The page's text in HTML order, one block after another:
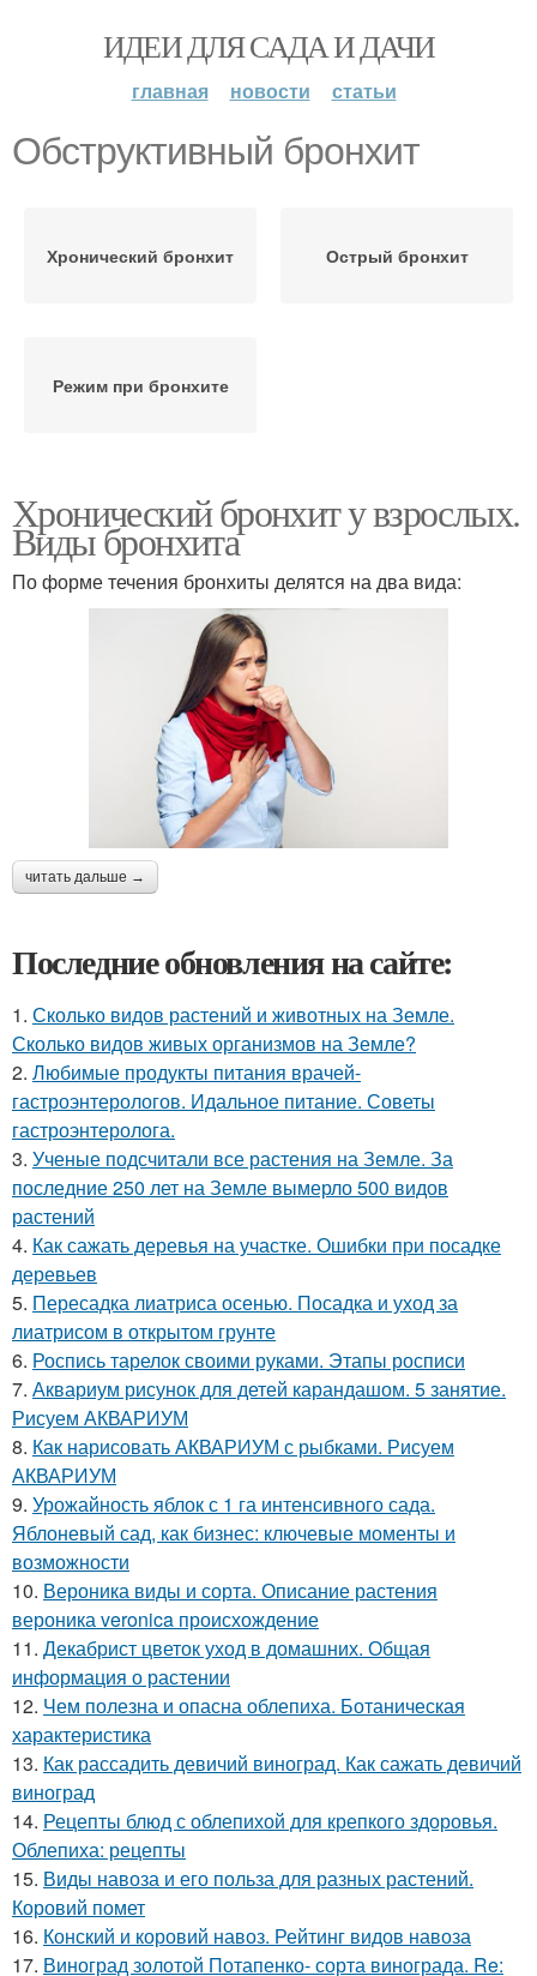
ИДЕИ ДЛЯ САДА И ДАЧИ
главная новости статьи
Обструктивный бронхит
Хронический бронхит Острый бронхит
Режим при бронхите
Хронический бронхит у взрослых.
Виды бронхита
По форме течения бронхиты делятся на два вида:
читать дальше →
Последние обновления на сайте:
1. Сколько видов растений и животных на Земле.
Сколько видов живых организмов на Земле?
2. Любимые продукты питания врачей-
гастроэнтерологов. Идальное питание. Советы
гастроэнтеролога.
3. Ученые подсчитали все растения на Земле. За
последние 250 лет на Земле вымерло 500 видов
растений
4. Как сажать деревья на участке. Ошибки при посадке
деревьев
5. Пересадка лиатриса осенью. Посадка и уход за
лиатрисом в открытом грунте
6. Роспись тарелок своими руками. Этапы росписи
7. Аквариум рисунок для детей карандашом. 5 занятие.
Рисуем АКВАРИУМ
8. Как нарисовать АКВАРИУМ с рыбками. Рисуем
АКВАРИУМ
9. Урожайность яблок с 1 га интенсивного сада.
Яблоневый сад, как бизнес: ключевые моменты и
возможности
10. Вероника виды и сорта. Описание растения
вероника veronica происхождение
11. Декабрист цветок уход в домашних. Общая
информация о растении
12. Чем полезна и опасна облепиха. Ботаническая
характеристика
13. Как рассадить девичий виноград. Как сажать девичий
виноград
14. Рецепты блюд с облепихой для крепкого здоровья.
Облепиха: рецепты
15. Виды навоза и его польза для разных растений.
Коровий помет
16. Конский и коровий навоз. Рейтинг видов навоза
17. Виноград золотой Потапенко- сорта винограда. Re: